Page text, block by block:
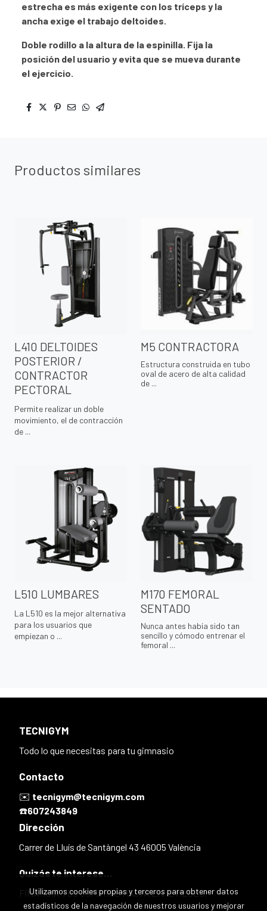
estrecha es más exigente con los tríceps y la
ancha exige el trabajo deltoides.
Doble rodillo a la altura de la espinilla. Fija la
posición del usuario y evita que se mueva durante
el ejercicio.
Productos similares
L410 DELTOIDES
POSTERIOR /
CONTRACTOR
PECTORAL
Permite realizar un doble
movimiento, el de contracción
de ...
M5 CONTRACTORA
Estructura construida en tubo
oval de acero de alta calidad
de ...
L510 LUMBARES
La L510 es la mejor alternativa
para los usuarios que
empiezan o ...
M170 FEMORAL
SENTADO
Nunca antes había sido tan
sencillo y cómodo entrenar el
femoral ...
TECNIGYM
Todo lo que necesitas para tu gimnasio
Contacto
✉️ tecnigym@tecnigym.com
☎️607243849
Dirección
Carrer de Lluís de Santàngel 43 46005 València
Quizás te interese...
FINANCIA TUS COMPRAS HASTA EN 12 MESES.
Utilizamos cookies propias y terceros para obtener datos
estadísticos de la navegación de nuestros usuarios y mejorar